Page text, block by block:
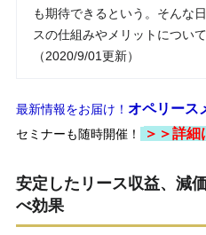
も期待できるという。そんな
スの仕組みやメリットについ
（2020/9/01更新）
最新情報をお届け！ オペリース
セミナーも随時開催！ ＞＞詳細
安定したリース収益、減
べ効果